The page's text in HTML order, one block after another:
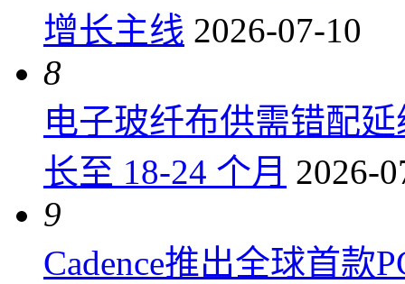
增长主线 2026-07-10
8
电子玻纤布供需错配
长至 18-24 个月 2026-
9
Cadence推出全球首款